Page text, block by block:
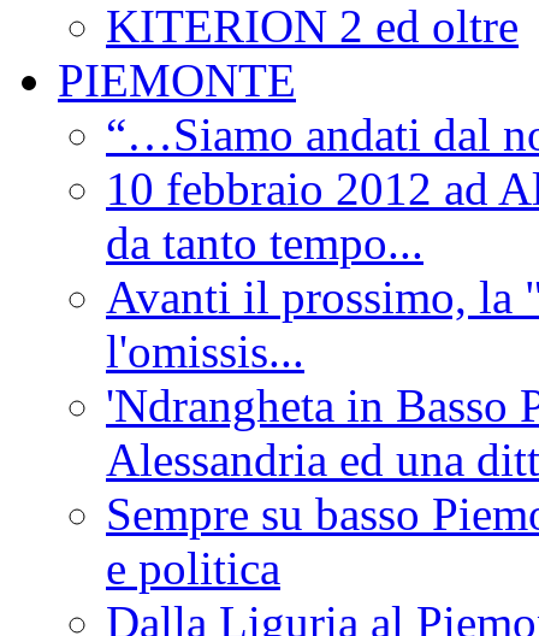
KITERION 2 ed oltre
PIEMONTE
“…Siamo andati dal
10 febbraio 2012 ad
da tanto tempo...
Avanti il prossimo, la
l'omissis...
'Ndrangheta in Basso
Alessandria ed una
Sempre su basso
e politica
Dalla Liguria al